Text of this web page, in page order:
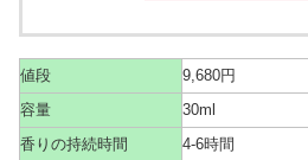
値段
9,680円
容量
30ml
香りの持続時間
4-6時間